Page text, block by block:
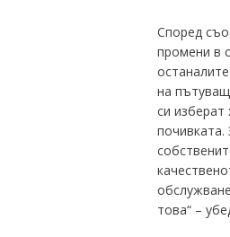
Според
промени в
на
си изберат
това“ –